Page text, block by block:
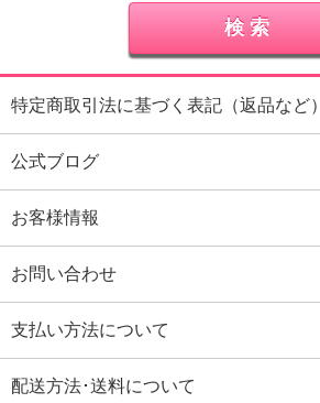
特定商取引法に基づく表記（返品など）
公式ブログ
お客様情報
お問い合わせ
支払い方法について
配送方法･送料について